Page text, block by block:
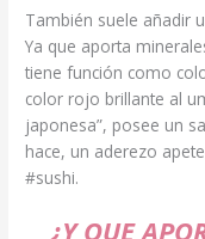
También suele añadir
Ya que aporta
tiene función como
color rojo brillante al
japonesa”, posee un
hace, un aderezo
#sushi.
¿Y QUE